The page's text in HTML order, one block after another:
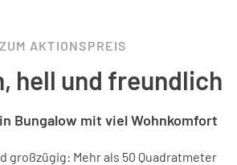
AKTIONSPREIS
hell und freundlich
Bungalow mit viel Wohnkomfort
großzügig: Mehr als 50 Quadratmeter